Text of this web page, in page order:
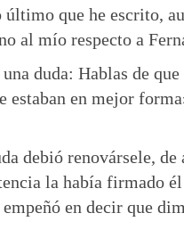
que he escrito,
al mío respecto a
duda: Hablas de
estaban en mejor
debió renovársele,
la había firmado
en decir que